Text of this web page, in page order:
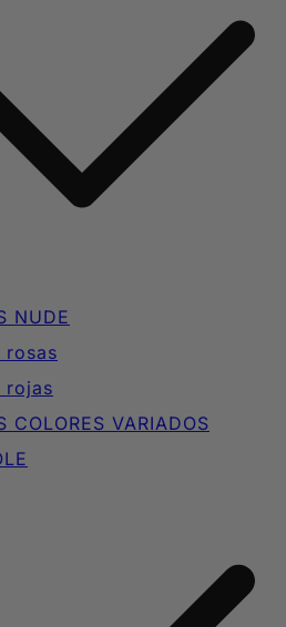
NUDE
rosas
rojas
COLORES VARIADOS